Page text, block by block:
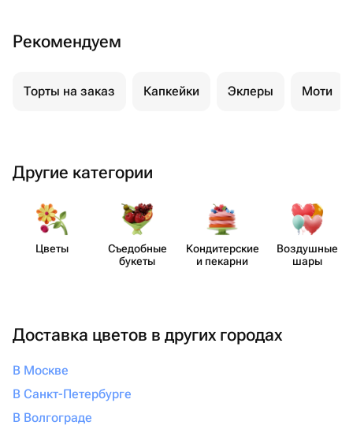
Рекомендуем
Торты на заказ Капкейки Эклеры Моти
Другие категории
Цветы
Съедобные
букеты
Кондит​ерские
и пекарни
Воздушные
шары
Доставка цветов в других городах
В Москве
В Санкт-Петербурге
В Волгограде